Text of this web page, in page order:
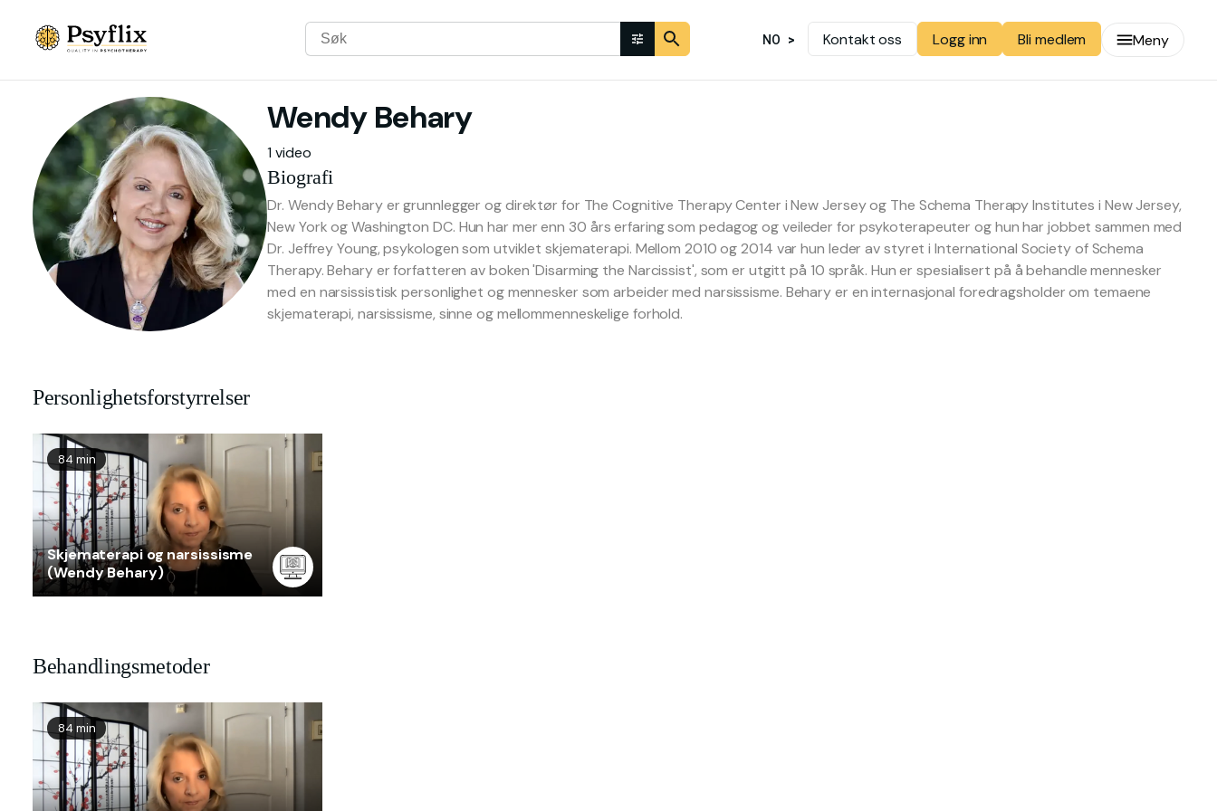
NO Kontakt oss Logg inn Bli medlem Meny
Wendy Behary
1 video
Biografi
Dr. Wendy Behary er grunnlegger og direktør for The Cognitive Therapy Center i New Jersey og The Schema Therapy Institutes i New Jersey,
New York og Washington DC. Hun har mer enn 30 års erfaring som pedagog og veileder for psykoterapeuter og hun har jobbet sammen med
Dr. Jeffrey Young, psykologen som utviklet skjematerapi. Mellom 2010 og 2014 var hun leder av styret i International Society of Schema
Therapy. Behary er forfatteren av boken 'Disarming the Narcissist', som er utgitt på 10 språk. Hun er spesialisert på å behandle mennesker
med en narsissistisk personlighet og mennesker som arbeider med narsissisme. Behary er en internasjonal foredragsholder om temaene
skjematerapi, narsissisme, sinne og mellommenneskelige forhold.
Personlighetsforstyrrelser
84 min
Skjematerapi og narsissisme
(Wendy Behary)
Behandlingsmetoder
84 min